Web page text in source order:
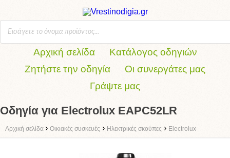
Αρχική σελίδα
Κατάλογος οδηγιών
Ζητήστε την οδηγία
Οι συνεργάτες μας
Γράψτε μας
Οδηγία για Electrolux EAPC52LR
Αρχική σελίδα › Οικιακές συσκευές › Ηλεκτρικές σκούπες › Electrolux